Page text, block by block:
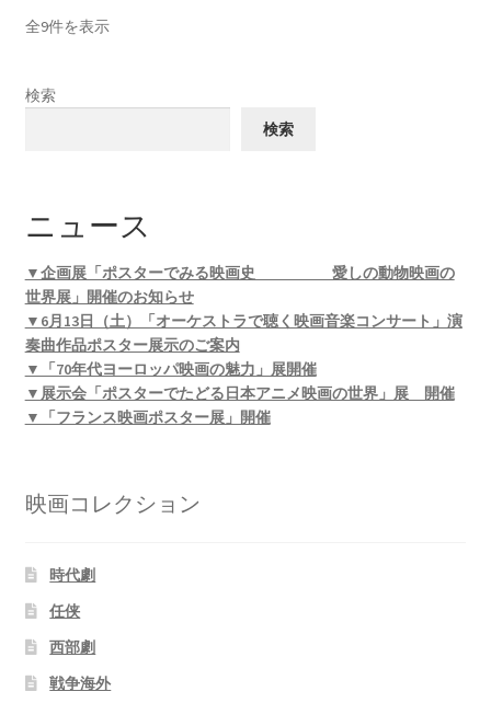
全9件を表示
検索
検索
ニュース
▼企画展「ポスターでみる映画史 愛しの動物映画の
世界展」開催のお知らせ
▼6月13日（土）「オーケストラで聴く映画音楽コンサート」演
奏曲作品ポスター展示のご案内
▼「70年代ヨーロッパ映画の魅力」展開催
▼展示会「ポスターでたどる日本アニメ映画の世界」展 開催
▼「フランス映画ポスター展」開催
映画コレクション
時代劇
任侠
西部劇
戦争海外